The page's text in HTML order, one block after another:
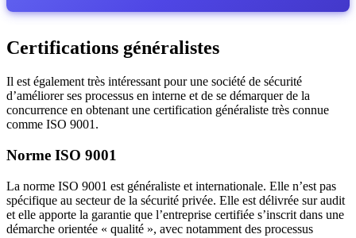
Certifications généralistes
Il est également très intéressant pour une société de sécurité
d’améliorer ses processus en interne et de se démarquer de la
concurrence en obtenant une certification généraliste très connue
comme ISO 9001.
Norme ISO 9001
La norme ISO 9001 est généraliste et internationale. Elle n’est pas
spécifique au secteur de la sécurité privée. Elle est délivrée sur audit
et elle apporte la garantie que l’entreprise certifiée s’inscrit dans une
démarche orientée « qualité », avec notamment des processus